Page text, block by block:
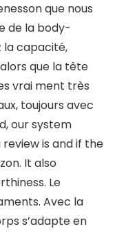
que nous
de la body-
la capacité,
que la tête
vrai ment très
toujours avec
our system
is and if the
It also
Le
Avec la
s’adapte en